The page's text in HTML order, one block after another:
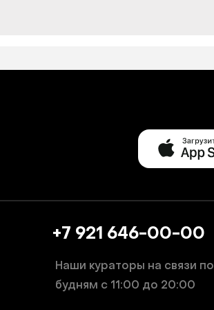
+7 921 646-00-00
Наши кураторы на связи по
будням с 11:00 до 20:00